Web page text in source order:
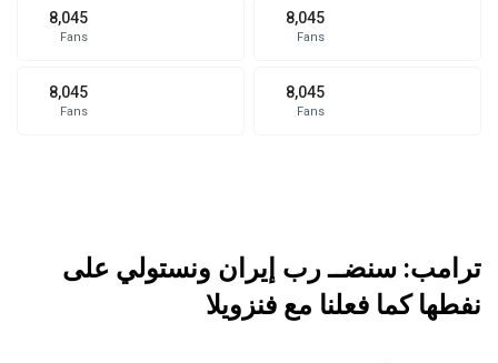
8,045
Fans
8,045
Fans
8,045
Fans
8,045
Fans
ترامب: سنضــ رب إيران ونستولي على
نفطها كما فعلنا مع فنزويلا